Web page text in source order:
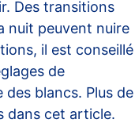
Des transitions
nuit peuvent nuire
il est conseillé
de
des blancs. Plus de
dans cet article.